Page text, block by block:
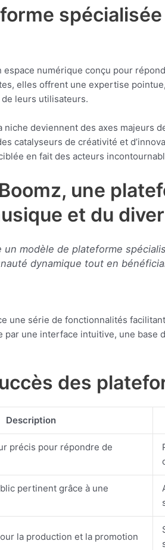
numérique conçu pour
elles offrent une expertise
leurs utilisateurs.
deviennent des axes majeurs
catalyseurs de créativité et
en fait des acteurs
une
et du
un modèle de plateforme
dynamique tout en
une série de fonctionnalités
une interface intuitive, une base
des
Description
précis pour répondre de
pertinent grâce à une
la production et la promotion